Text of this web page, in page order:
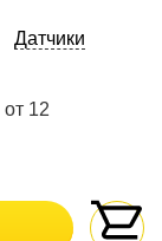
Датчики
от 12